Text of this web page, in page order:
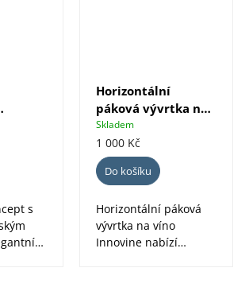
s
Horizontální
páková vývrtka na
víno Innovine
Skladem
1 000 Kč
Do košíku
Horizontální páková
vývrtka na víno
Innovine nabízí